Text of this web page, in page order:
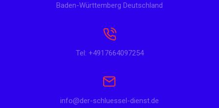
Baden-Württemberg Deutschland
Tel: +4917664097254
info@der-schluessel-dienst.de